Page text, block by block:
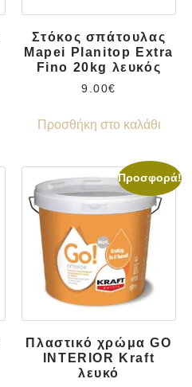
Στόκος σπάτουλας
Mapei Planitop Extra
Fino 20kg λευκός
9.00€
Προσθήκη στο καλάθι
Προσφορά!
Πλαστικό χρώμα GO
INTERIOR Kraft
λευκό